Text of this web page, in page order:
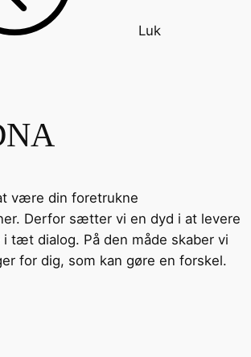
Luk
være din foretrukne
Derfor sætter vi en dyd i at levere
tæt dialog. På den måde skaber vi
for dig, som kan gøre en forskel.